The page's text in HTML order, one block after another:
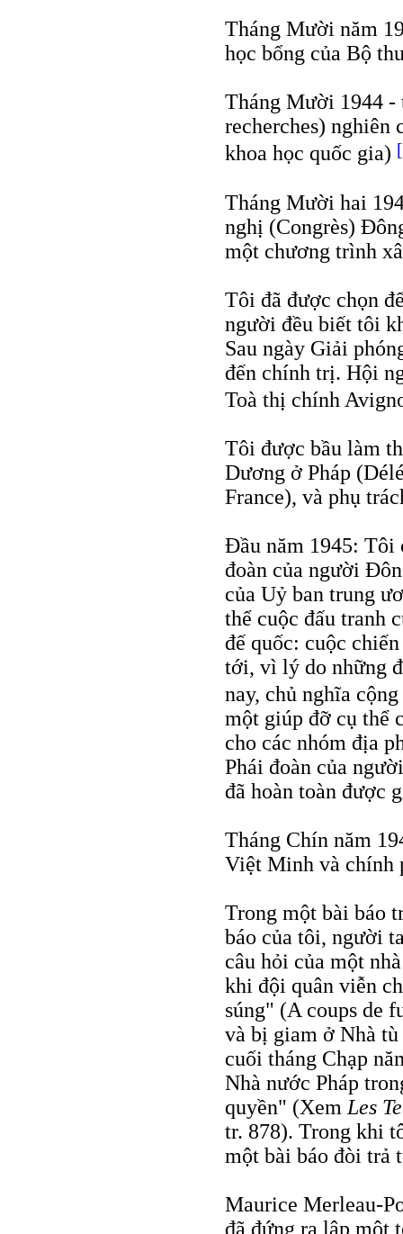
Tháng Mười năm
học bổng của Bộ
Tháng Mười 1944 -
recherches) nghiên
khoa học quốc gia)
Tháng Mười hai
nghị (Congrès)
một chương trình
Tôi đã được chọn
người đều biết tôi
Sau ngày Giải
đến chính trị. Hội
Toà thị chính
Tôi được bầu làm
Dương ở Pháp
France), và phụ
Đầu năm 1945: Tôi
đoàn của người
của Uỷ ban trung
thể cuộc đấu tranh
đế quốc: cuộc
tới, vì lý do những
nay, chủ nghĩa
một giúp đỡ cụ thể
cho các nhóm địa
Phái đoàn của
đã hoàn toàn được
Tháng Chín năm
Việt Minh và chính
Trong một bài báo
báo của tôi, người
câu hỏi của một
khi đội quân viễn
súng" (A coups de
và bị giam ở Nhà
cuối tháng Chạp
Nhà nước Pháp
quyền" (XemLes
tr. 878). Trong khi
một bài báo đòi trả
Maurice Merleau-
đã đứng ra lập một